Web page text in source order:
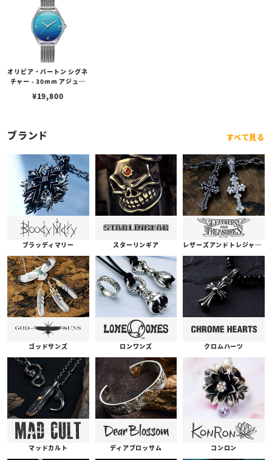
オリビア・バートン シグネ
チャー - 30mm アジュー
シュ
¥19,800
ブランド すべて見る
ブラッディマリー スターリンギア レザーズアンドトレジャーズ
ゴッドサンズ ロンワンズ クロムハーツ
マッドカルト ディアブロッサム コンロン